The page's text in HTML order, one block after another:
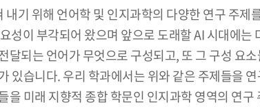
기 위해 언어학 및 인지과학의 다양한 연구 주
성이 부각되어 왔으며 앞으로 도래할 AI 시대에
되는 언어가 무엇으로 구성되고, 또 그 구성 요
있습니다. 우리 학과에서는 위와 같은 주제들을
미래 지향적 종합 학문인 인지과학 영역의 연